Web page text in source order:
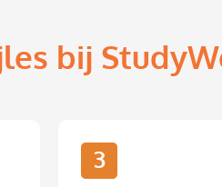
bij
3